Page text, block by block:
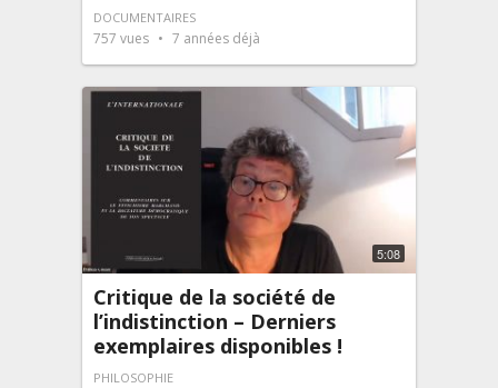
DOCUMENTAIRES
757 vues 7 années déjà
5:08
Critique de la société de
l’indistinction – Derniers
exemplaires disponibles !
PHILOSOPHIE